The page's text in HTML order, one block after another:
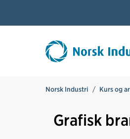
Norsk Industri Kurs og
Grafisk